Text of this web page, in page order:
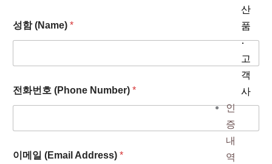
산
품
·
고
객
사
인
증
내
역
d
d
s
)
문
사
전
성함 (Name) *
전화번호 (Phone Number) *
이메일 (Email Address) *